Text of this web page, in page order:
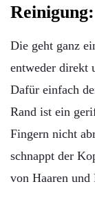
Reinigung:
Die geht ganz
entweder direkt
Dafür einfach
Rand ist ein
Fingern nicht
schnappt der
von Haaren und